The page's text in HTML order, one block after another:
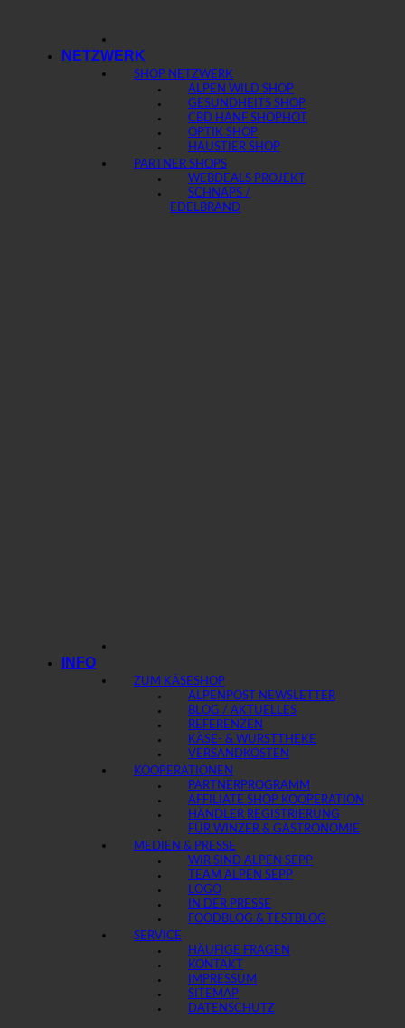
NETZWERK
SHOP NETZWERK
ALPEN WILD SHOP
GESUNDHEITS SHOP
CBD HANF SHOP
OPTIK SHOP
HAUSTIER SHOP
PARTNER SHOPS
WEBDEALS PROJEKT
SCHNAPS /
EDELBRAND
INFO
ZUM KÄSESHOP
ALPENPOST NEWSLETTER
BLOG / AKTUELLES
REFERENZEN
KÄSE- & WURSTTHEKE
VERSANDKOSTEN
KOOPERATIONEN
PARTNERPROGRAMM
AFFILIATE SHOP KOOPERATION
HÄNDLER REGISTRIERUNG
FÜR WINZER & GASTRONOMIE
MEDIEN & PRESSE
WIR SIND ALPEN SEPP
TEAM ALPEN SEPP
LOGO
IN DER PRESSE
FOODBLOG & TESTBLOG
SERVICE
HÄUFIGE FRAGEN
KONTAKT
IMPRESSUM
SITEMAP
DATENSCHUTZ